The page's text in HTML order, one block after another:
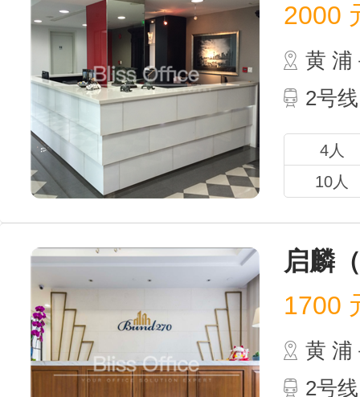
2000
黄 浦
2号
4人
10人
启麟
1700
黄 浦
2号